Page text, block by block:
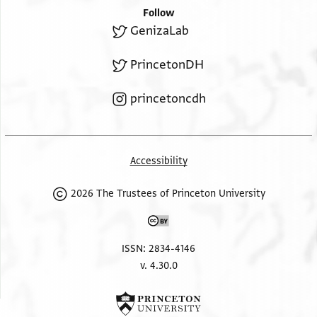
Follow
GenizaLab
PrincetonDH
princetoncdh
Accessibility
2026 The Trustees of Princeton University
ISSN: 2834-4146
v. 4.30.0